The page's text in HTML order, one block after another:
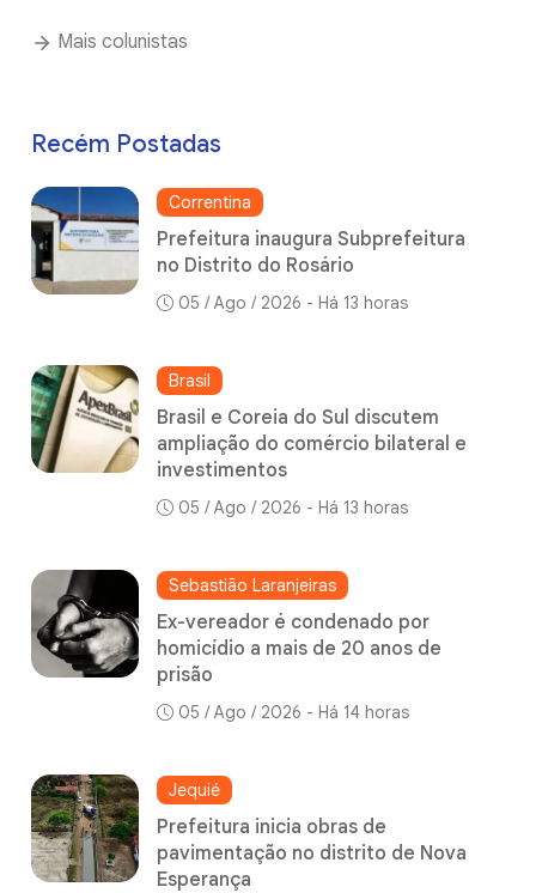
Mais colunistas
Recém Postadas
Correntina
Prefeitura inaugura Subprefeitura
no Distrito do Rosário
05 / Ago / 2026 - Há 13 horas
Brasil
Brasil e Coreia do Sul discutem
ampliação do comércio bilateral e
investimentos
05 / Ago / 2026 - Há 13 horas
Sebastião Laranjeiras
Ex-vereador é condenado por
homicídio a mais de 20 anos de
prisão
05 / Ago / 2026 - Há 14 horas
Jequié
Prefeitura inicia obras de
pavimentação no distrito de Nova
Esperança